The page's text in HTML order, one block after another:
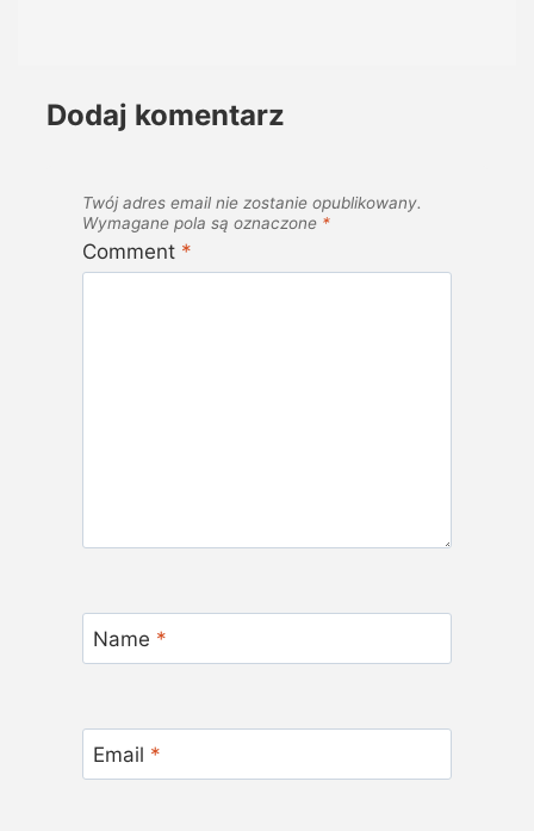
Dodaj komentarz
Twój adres email nie zostanie opublikowany.
Wymagane pola są oznaczone *
Comment *
Name *
Email *